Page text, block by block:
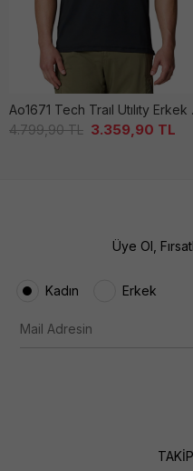
4.799,90TL 3.359,90 TL
Üye Ol,
Kadın Erkek